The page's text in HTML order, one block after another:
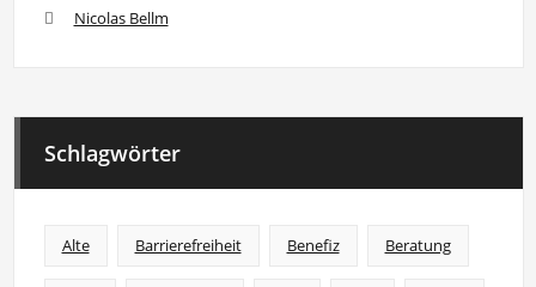
Nicolas Bellm
Schlagwörter
Alte Barrierefreiheit Benefiz Beratung